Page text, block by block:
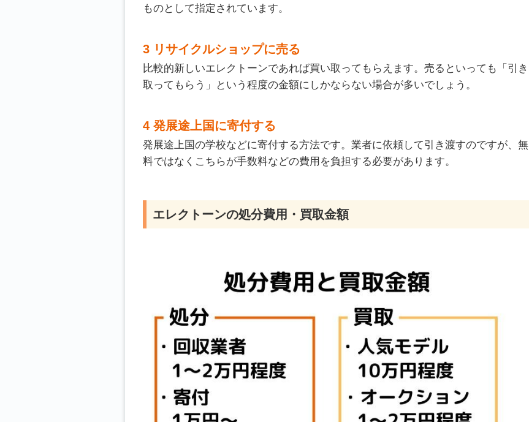
ものとして指定されています。
3 リサイクルショップに売る
比較的新しいエレクトーンであれば買い取ってもらえます。売るといっても「引き
取ってもらう」という程度の金額にしかならない場合が多いでしょう。
4 発展途上国に寄付する
発展途上国の学校などに寄付する方法です。業者に依頼して引き渡すのですが、無
料ではなくこちらが手数料などの費用を負担する必要があります。
エレクトーンの処分費用・買取金額